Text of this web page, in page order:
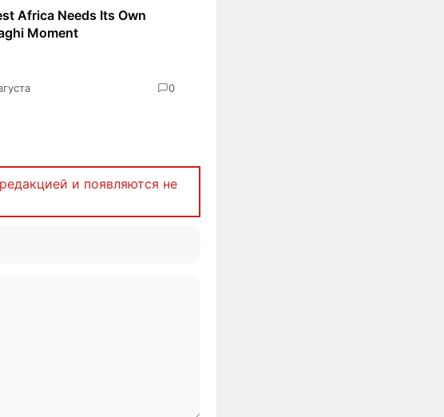
Africa Needs Its Own
Moment
0
и появляются не